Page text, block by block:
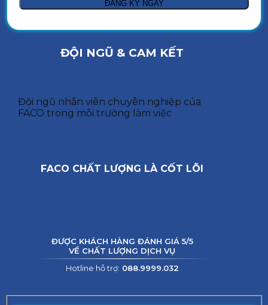
ĐỘI NGŨ & CAM KẾT
Đội ngũ nhân viên chuyên nghiệp của
FACO trong môi trường làm việc
FACO CHẤT LƯỢNG LÀ CỐT LÕI
ĐƯỢC KHÁCH HÀNG ĐÁNH GIÁ 5/5
VỀ CHẤT LƯỢNG DỊCH VỤ
Hotline hỗ trợ: 088.9999.032